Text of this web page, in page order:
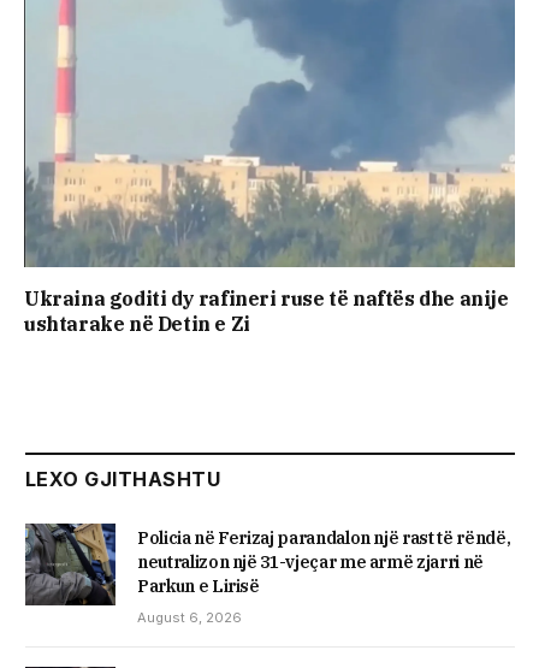
Ukraina goditi dy rafineri ruse të naftës dhe anije
ushtarake në Detin e Zi
LEXO GJITHASHTU
Policia në Ferizaj parandalon një rast të rëndë,
neutralizon një 31-vjeçar me armë zjarri në
Parkun e Lirisë
August 6, 2026